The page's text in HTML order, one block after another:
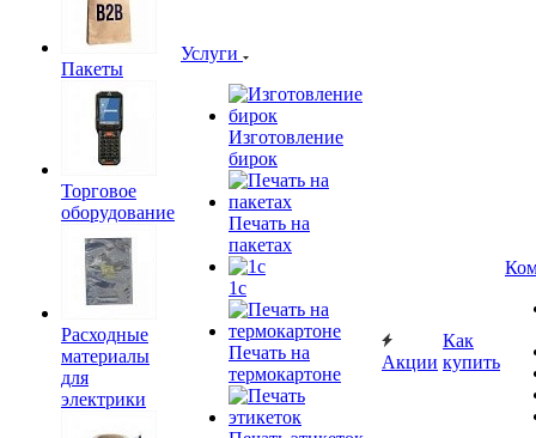
Пакеты
Торговое
оборудование
Расходные
материалы
для
электрики
Услуги
Изготовление
бирок
Печать на
пакетах
1c
Печать на
термокартоне
Акции
Как
купить